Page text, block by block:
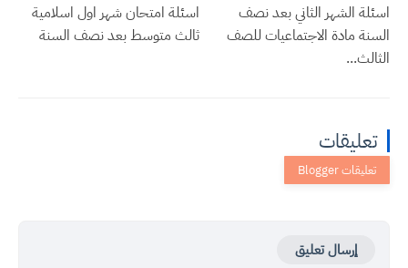
اسئلة الشهر الثاني بعد نصف
السنة مادة الاجتماعيات للصف
الثالث...
اسئلة امتحان شهر اول اسلامية
ثالث متوسط بعد نصف السنة
تعليقات
إرسال تعليق